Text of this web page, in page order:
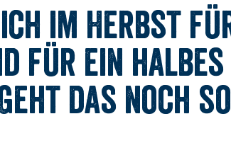
im Herbst
für ein
das noch so